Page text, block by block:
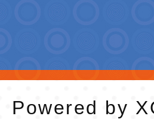
Powered by